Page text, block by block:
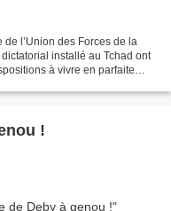
l’Union des Forces de la
installé au Tchad ont
à vivre en parfaite
!